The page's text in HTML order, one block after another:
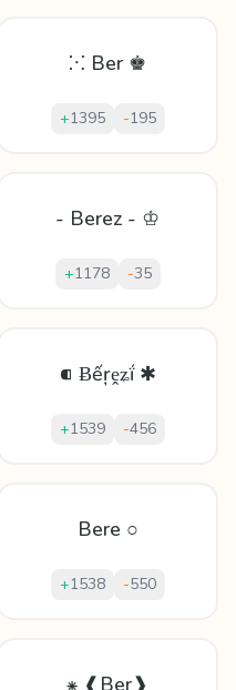
⁙ Ber ♚
+1395 -195
- Berez - ♔
+1178 -35
⁌ Ƀếŗḙʑḯ ✱
+1539 -456
Bere ○
+1538 -550
⁕ ❰Ber❱